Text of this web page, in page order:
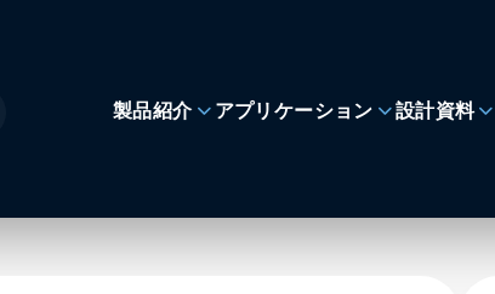
製品紹介 アプリケーション 設計資料